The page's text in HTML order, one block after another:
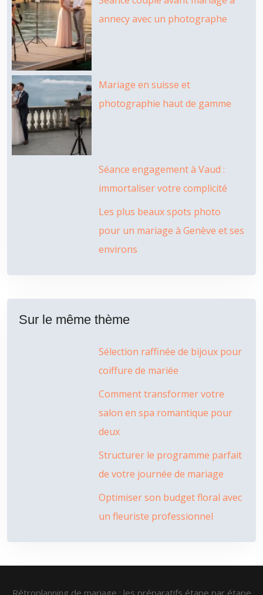
annecy avec un photographe
Mariage en suisse et
photographie haut de gamme
Séance engagement à Vaud :
immortaliser votre complicité
Les plus beaux spots photo
pour un mariage à Genève et ses
environs
Sur le même thème
Sélection raffinée de bijoux pour
coiffure de mariée
Comment transformer votre
salon en spa romantique pour
deux
Structurer le programme parfait
de votre journée de mariage
Optimiser son budget floral avec
un fleuriste professionnel
Rétroplanning de mariage : les préparatifs étape par étape